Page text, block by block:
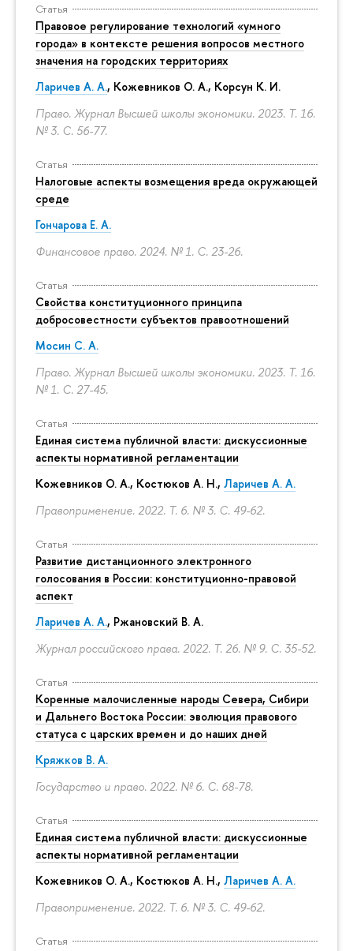
Статья
Правовое регулирование технологий «умного
города» в контексте решения вопросов местного
значения на городских территориях
Ларичев А. А., Кожевников О. А., Корсун К. И.
Право. Журнал Высшей школы экономики. 2023. Т. 16.
№ 3. С. 56-77.
Статья
Налоговые аспекты возмещения вреда окружающей
среде
Гончарова Е. А.
Финансовое право. 2024. № 1. С. 23-26.
Статья
Свойства конституционного принципа
добросовестности субъектов правоотношений
Мосин С. А.
Право. Журнал Высшей школы экономики. 2023. Т. 16.
№ 1. С. 27-45.
Статья
Единая система публичной власти: дискуссионные
аспекты нормативной регламентации
Кожевников О. А., Костюков А. Н., Ларичев А. А.
Правоприменение. 2022. Т. 6. № 3. С. 49-62.
Статья
Развитие дистанционного электронного
голосования в России: конституционно-правовой
аспект
Ларичев А. А., Ржановский В. А.
Журнал российского права. 2022. Т. 26. № 9. С. 35-52.
Статья
Коренные малочисленные народы Севера, Сибири
и Дальнего Востока России: эволюция правового
статуса с царских времен и до наших дней
Кряжков В. А.
Государство и право. 2022. № 6. С. 68-78.
Статья
Единая система публичной власти: дискуссионные
аспекты нормативной регламентации
Кожевников О. А., Костюков А. Н., Ларичев А. А.
Правоприменение. 2022. Т. 6. № 3. С. 49-62.
Статья